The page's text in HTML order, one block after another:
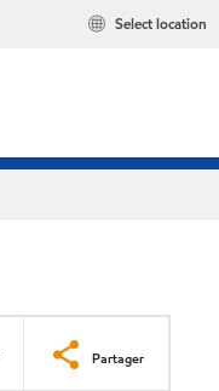
Select location
Partager